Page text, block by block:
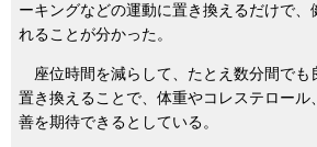
ーキングなどの運動に置き換えるだけで、
れることが分かった。
座位時間を減らして、たとえ数分間でも
置き換えることで、体重やコレステロール
善を期待できるとしている。